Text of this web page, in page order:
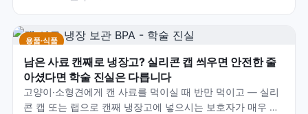
용품·식품
남은 사료 캔째로 냉장고? 실리콘 캡 씌우면 안전한 줄
아셨다면 학술 진실은 다릅니다
고양이·소형견에게 캔 사료를 먹이실 때 반만 먹이고 — 실리
콘 캡 또는 랩으로 캔째 냉장고에 넣으시는 보호자가 매우 많